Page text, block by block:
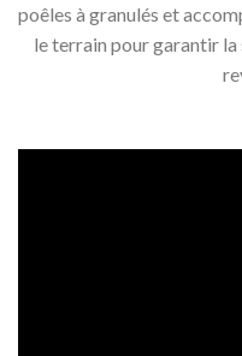
poêles à granulés et
le terrain pour garantir